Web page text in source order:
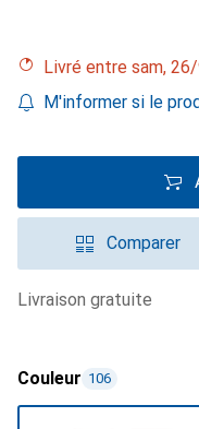
Livré entre sam,
M'informer si le
Comparer
livraison gratuite
Couleur 106